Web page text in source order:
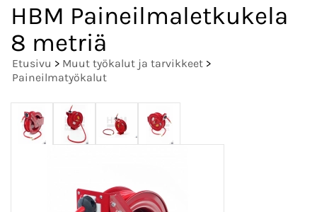
HBM Paineilmaletkukela
8 metriä
Etusivu > Muut työkalut ja tarvikkeet >
Paineilmatyökalut